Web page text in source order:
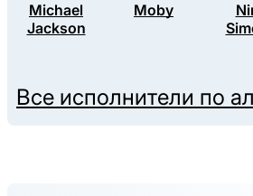
Michael
Jackson
Moby
Все исполнители по